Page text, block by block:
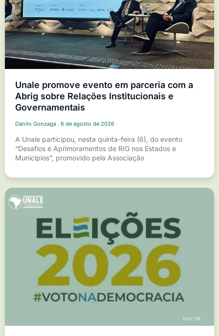
Unale promove evento em parceria com a
Abrig sobre Relações Institucionais e
Governamentais
Danilo Gonzaga 6 de agosto de 2026
A Unale participou, nesta quinta-feira (6), do evento
“Desafios e Aprimoramentos de RIG nos Estados e
Municípios”, promovido pela Associação